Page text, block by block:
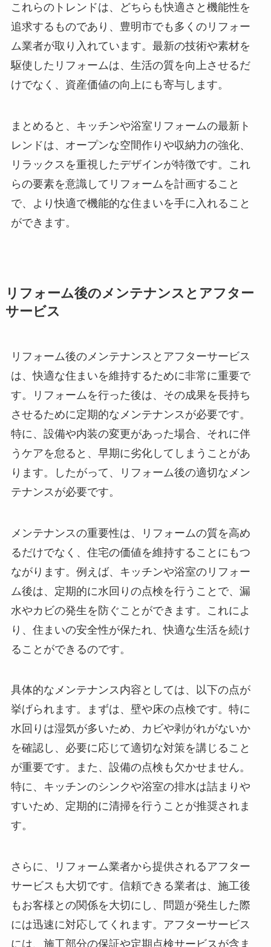
これらのトレンドは、どちらも快適さと機能性を
追求するものであり、豊明市でも多くのリフォー
ム業者が取り入れています。最新の技術や素材を
駆使したリフォームは、生活の質を向上させるだ
けでなく、資産価値の向上にも寄与します。
まとめると、キッチンや浴室リフォームの最新ト
レンドは、オープンな空間作りや収納力の強化、
リラックスを重視したデザインが特徴です。これ
らの要素を意識してリフォームを計画すること
で、より快適で機能的な住まいを手に入れること
ができます。
リフォーム後のメンテナンスとアフター
サービス
リフォーム後のメンテナンスとアフターサービス
は、快適な住まいを維持するために非常に重要で
す。リフォームを行った後は、その成果を長持ち
させるために定期的なメンテナンスが必要です。
特に、設備や内装の変更があった場合、それに伴
うケアを怠ると、早期に劣化してしまうことがあ
ります。したがって、リフォーム後の適切なメン
テナンスが必要です。
メンテナンスの重要性は、リフォームの質を高め
るだけでなく、住宅の価値を維持することにもつ
ながります。例えば、キッチンや浴室のリフォー
ム後は、定期的に水回りの点検を行うことで、漏
水やカビの発生を防ぐことができます。これによ
り、住まいの安全性が保たれ、快適な生活を続け
ることができるのです。
具体的なメンテナンス内容としては、以下の点が
挙げられます。まずは、壁や床の点検です。特に
水回りは湿気が多いため、カビや剥がれがないか
を確認し、必要に応じて適切な対策を講じること
が重要です。また、設備の点検も欠かせません。
特に、キッチンのシンクや浴室の排水は詰まりや
すいため、定期的に清掃を行うことが推奨されま
す。
さらに、リフォーム業者から提供されるアフター
サービスも大切です。信頼できる業者は、施工後
もお客様との関係を大切にし、問題が発生した際
には迅速に対応してくれます。アフターサービス
には、施工部分の保証や定期点検サービスが含ま